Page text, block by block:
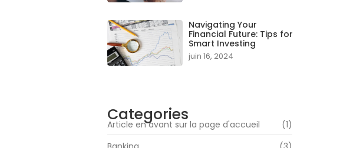
Navigating Your
Financial Future: Tips for
Smart Investing
juin 16, 2024
Categories
Article en avant sur la page d'accueil
(1)